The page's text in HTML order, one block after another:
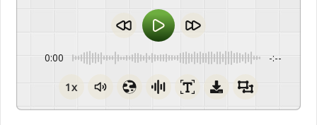
0:00 -:--
1x